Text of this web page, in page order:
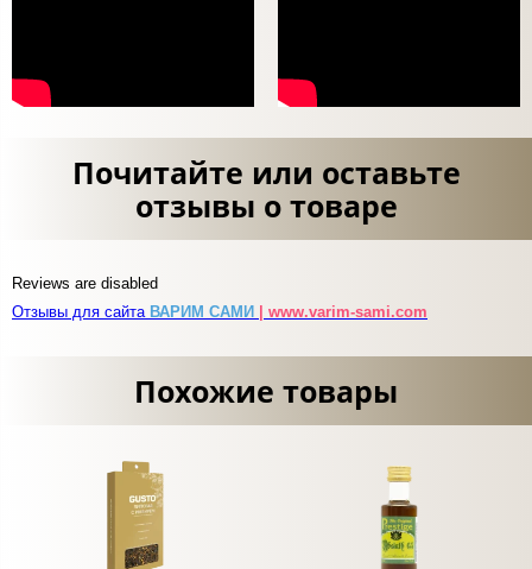
Почитайте или оставьте
отзывы о товаре
Reviews are disabled
Отзывы для сайта ВАРИМ САМИ | www.varim-sami.com
Похожие товары